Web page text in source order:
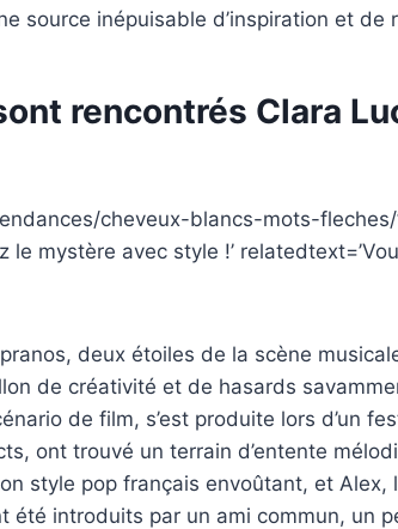
source inépuisable d’inspiration et de
rencontrés Clara
cheveux-blancs-mots-fleches/
le mystère avec style !’
deux étoiles de la scène
de créativité et de hasards
de film, s’est produite lors d’un
ont trouvé un terrain d’entente
style pop français envoûtant, et Alex,
été introduits par un ami commun, un